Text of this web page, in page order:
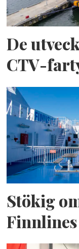
De
CTV-
Stökig